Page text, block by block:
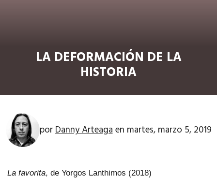
LA DEFORMACIÓN DE LA
HISTORIA
porDanny Arteagaen martes, marzo 5, 2019
La favorita, de Yorgos Lanthimos (2018)